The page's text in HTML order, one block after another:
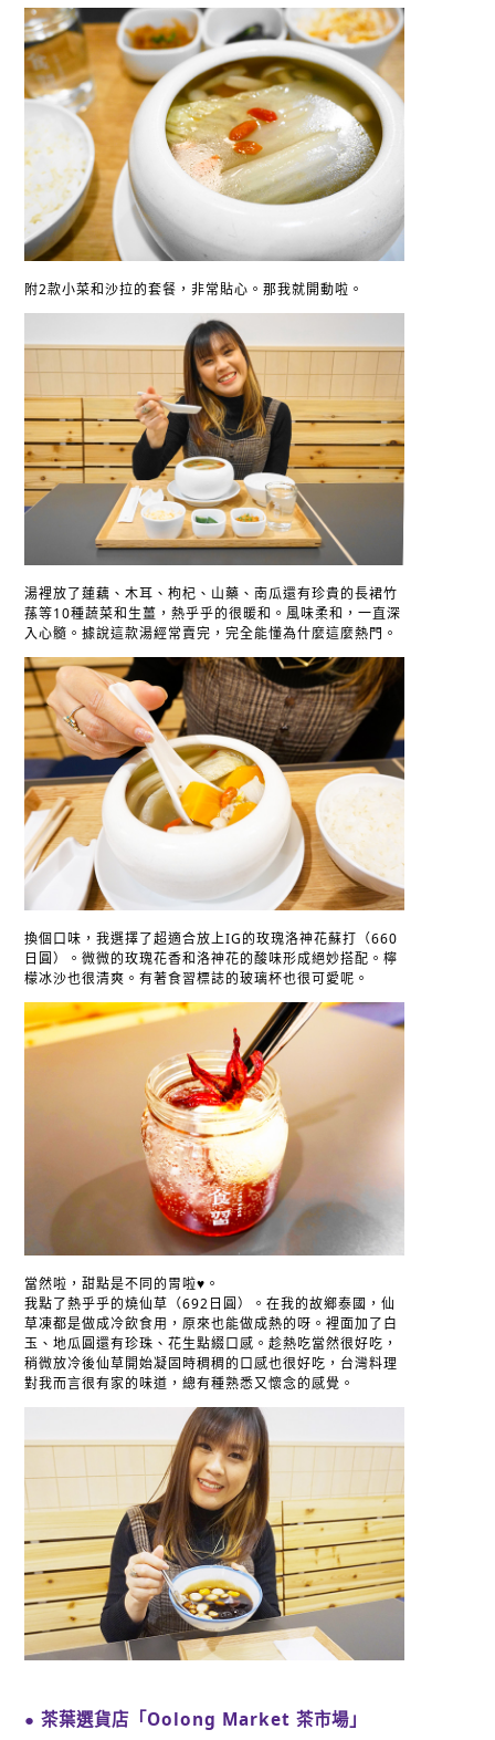
附2款小菜和沙拉的套餐，非常貼心。那我就開動啦。
湯裡放了蓮藕、木耳、枸杞、山藥、南瓜還有珍貴的長裙竹
蓀等10種蔬菜和生薑，熱乎乎的很暖和。風味柔和，一直深
入心髓。據說這款湯經常賣完，完全能懂為什麼這麼熱門。
換個口味，我選擇了超適合放上IG的玫瑰洛神花蘇打（660
日圓）。微微的玫瑰花香和洛神花的酸味形成絕妙搭配。檸
檬冰沙也很清爽。有著食習標誌的玻璃杯也很可愛呢。
當然啦，甜點是不同的胃啦♥。
我點了熱乎乎的燒仙草（692日圓）。在我的故鄉泰國，仙
草凍都是做成冷飲食用，原來也能做成熱的呀。裡面加了白
玉、地瓜圓還有珍珠、花生點綴口感。趁熱吃當然很好吃，
稍微放冷後仙草開始凝固時稠稠的口感也很好吃，台灣料理
對我而言很有家的味道，總有種熟悉又懷念的感覺。
● 茶葉選貨店「Oolong Market 茶市場」